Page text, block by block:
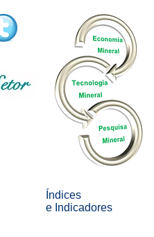
Índices
e Indicadores